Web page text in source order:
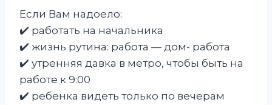
Если Вам надоело:
✔️ работать на начальника
✔️ жизнь рутина: работа — дом- работа
✔️ утренняя давка в метро, чтобы быть на
работе к 9:00
✔️ ребенка видеть только по вечерам